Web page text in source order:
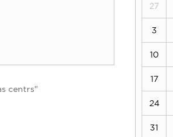
centrs"
27
3
10
17
24
31